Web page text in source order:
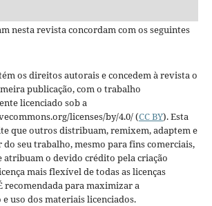
nesta revista concordam com os seguintes
os direitos autorais e concedem à revista o
publicação, com o trabalho
licenciado sob a
licenses/by/4.0/ (CC BY). Esta
que outros distribuam, remixem, adaptem e
seu trabalho, mesmo para fins comerciais,
atribuam o devido crédito pela criação
mais flexível de todas as licenças
recomendada para maximizar a
e uso dos materiais licenciados.